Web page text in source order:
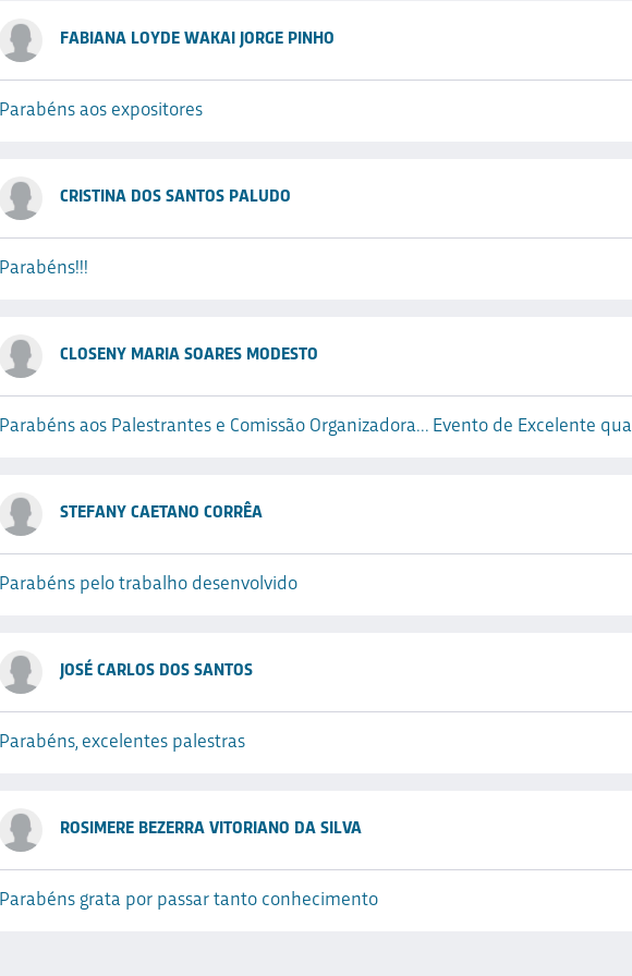
FABIANA LOYDE WAKAI JORGE PINHO
Parabéns aos expositores
CRISTINA DOS SANTOS PALUDO
Parabéns!!!
CLOSENY MARIA SOARES MODESTO
Parabéns aos Palestrantes e Comissão Organizadora... Evento de Excelente
STEFANY CAETANO CORRÊA
Parabéns pelo trabalho desenvolvido
JOSÉ CARLOS DOS SANTOS
Parabéns, excelentes palestras
ROSIMERE BEZERRA VITORIANO DA SILVA
Parabéns grata por passar tanto conhecimento